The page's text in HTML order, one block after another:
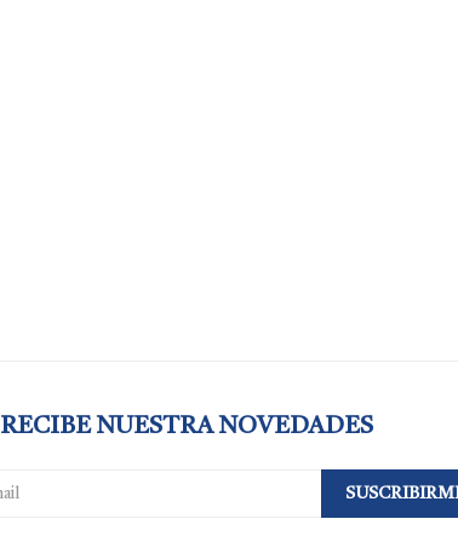
RECIBE NUESTRA NOVEDADES